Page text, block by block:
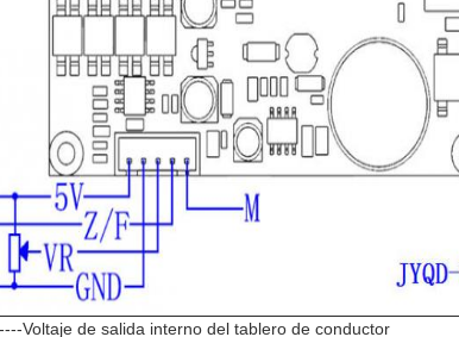
Voltaje de salida interno del tablero de conductor